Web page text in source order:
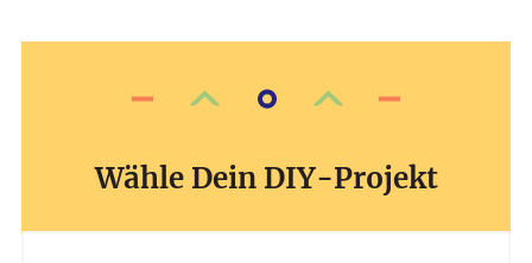
Wähle Dein DIY-Projekt